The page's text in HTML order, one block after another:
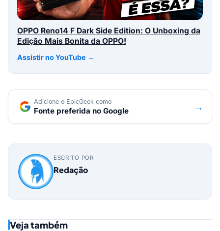
OPPO Reno14 F Dark Side Edition: O Unboxing da
Edição Mais Bonita da OPPO!
Assistir no YouTube →
Adicione o EpicGeek como
Fonte preferida no Google →
ESCRITO POR
Redação
Veja também